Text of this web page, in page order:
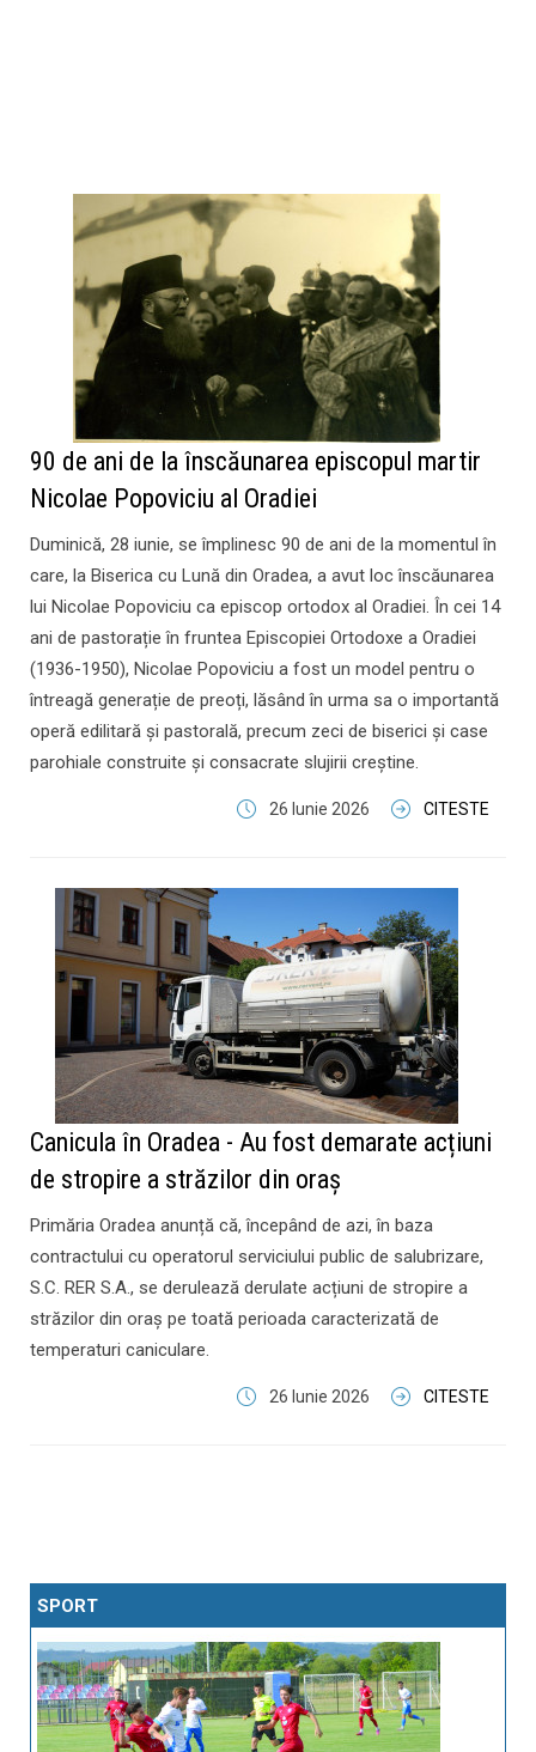
90 de ani de la înscăunarea episcopul martir
Nicolae Popoviciu al Oradiei
Duminică, 28 iunie, se împlinesc 90 de ani de la momentul în
care, la Biserica cu Lună din Oradea, a avut loc înscăunarea
lui Nicolae Popoviciu ca episcop ortodox al Oradiei. În cei 14
ani de pastorație în fruntea Episcopiei Ortodoxe a Oradiei
(1936-1950), Nicolae Popoviciu a fost un model pentru o
întreagă generație de preoți, lăsând în urma sa o importantă
operă edilitară și pastorală, precum zeci de biserici și case
parohiale construite și consacrate slujirii creștine.
26 Iunie 2026 CITESTE
Canicula în Oradea - Au fost demarate acțiuni
de stropire a străzilor din oraș
Primăria Oradea anunță că, începând de azi, în baza
contractului cu operatorul serviciului public de salubrizare,
S.C. RER S.A., se derulează derulate acțiuni de stropire a
străzilor din oraș pe toată perioada caracterizată de
temperaturi caniculare.
26 Iunie 2026 CITESTE
SPORT